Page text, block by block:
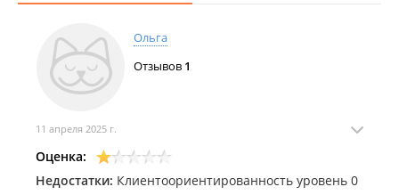
Ольга
Отзывов 1
11 апреля 2025 г.
Оценка:
Недостатки: Клиентоориентированность уровень 0